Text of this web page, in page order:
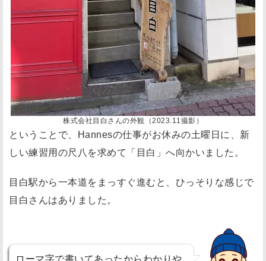
株式会社目白さんの外観（2023.11撮影）
ということで、Hannesの仕事がお休みの土曜日に、新
しい練習用の尺八を求めて「目白」へ向かいました。
目白駅から一本道をまっすぐ進むと、ひっそりな感じで
目白さんはありました。
ローマ字で書いてあったからわかりや